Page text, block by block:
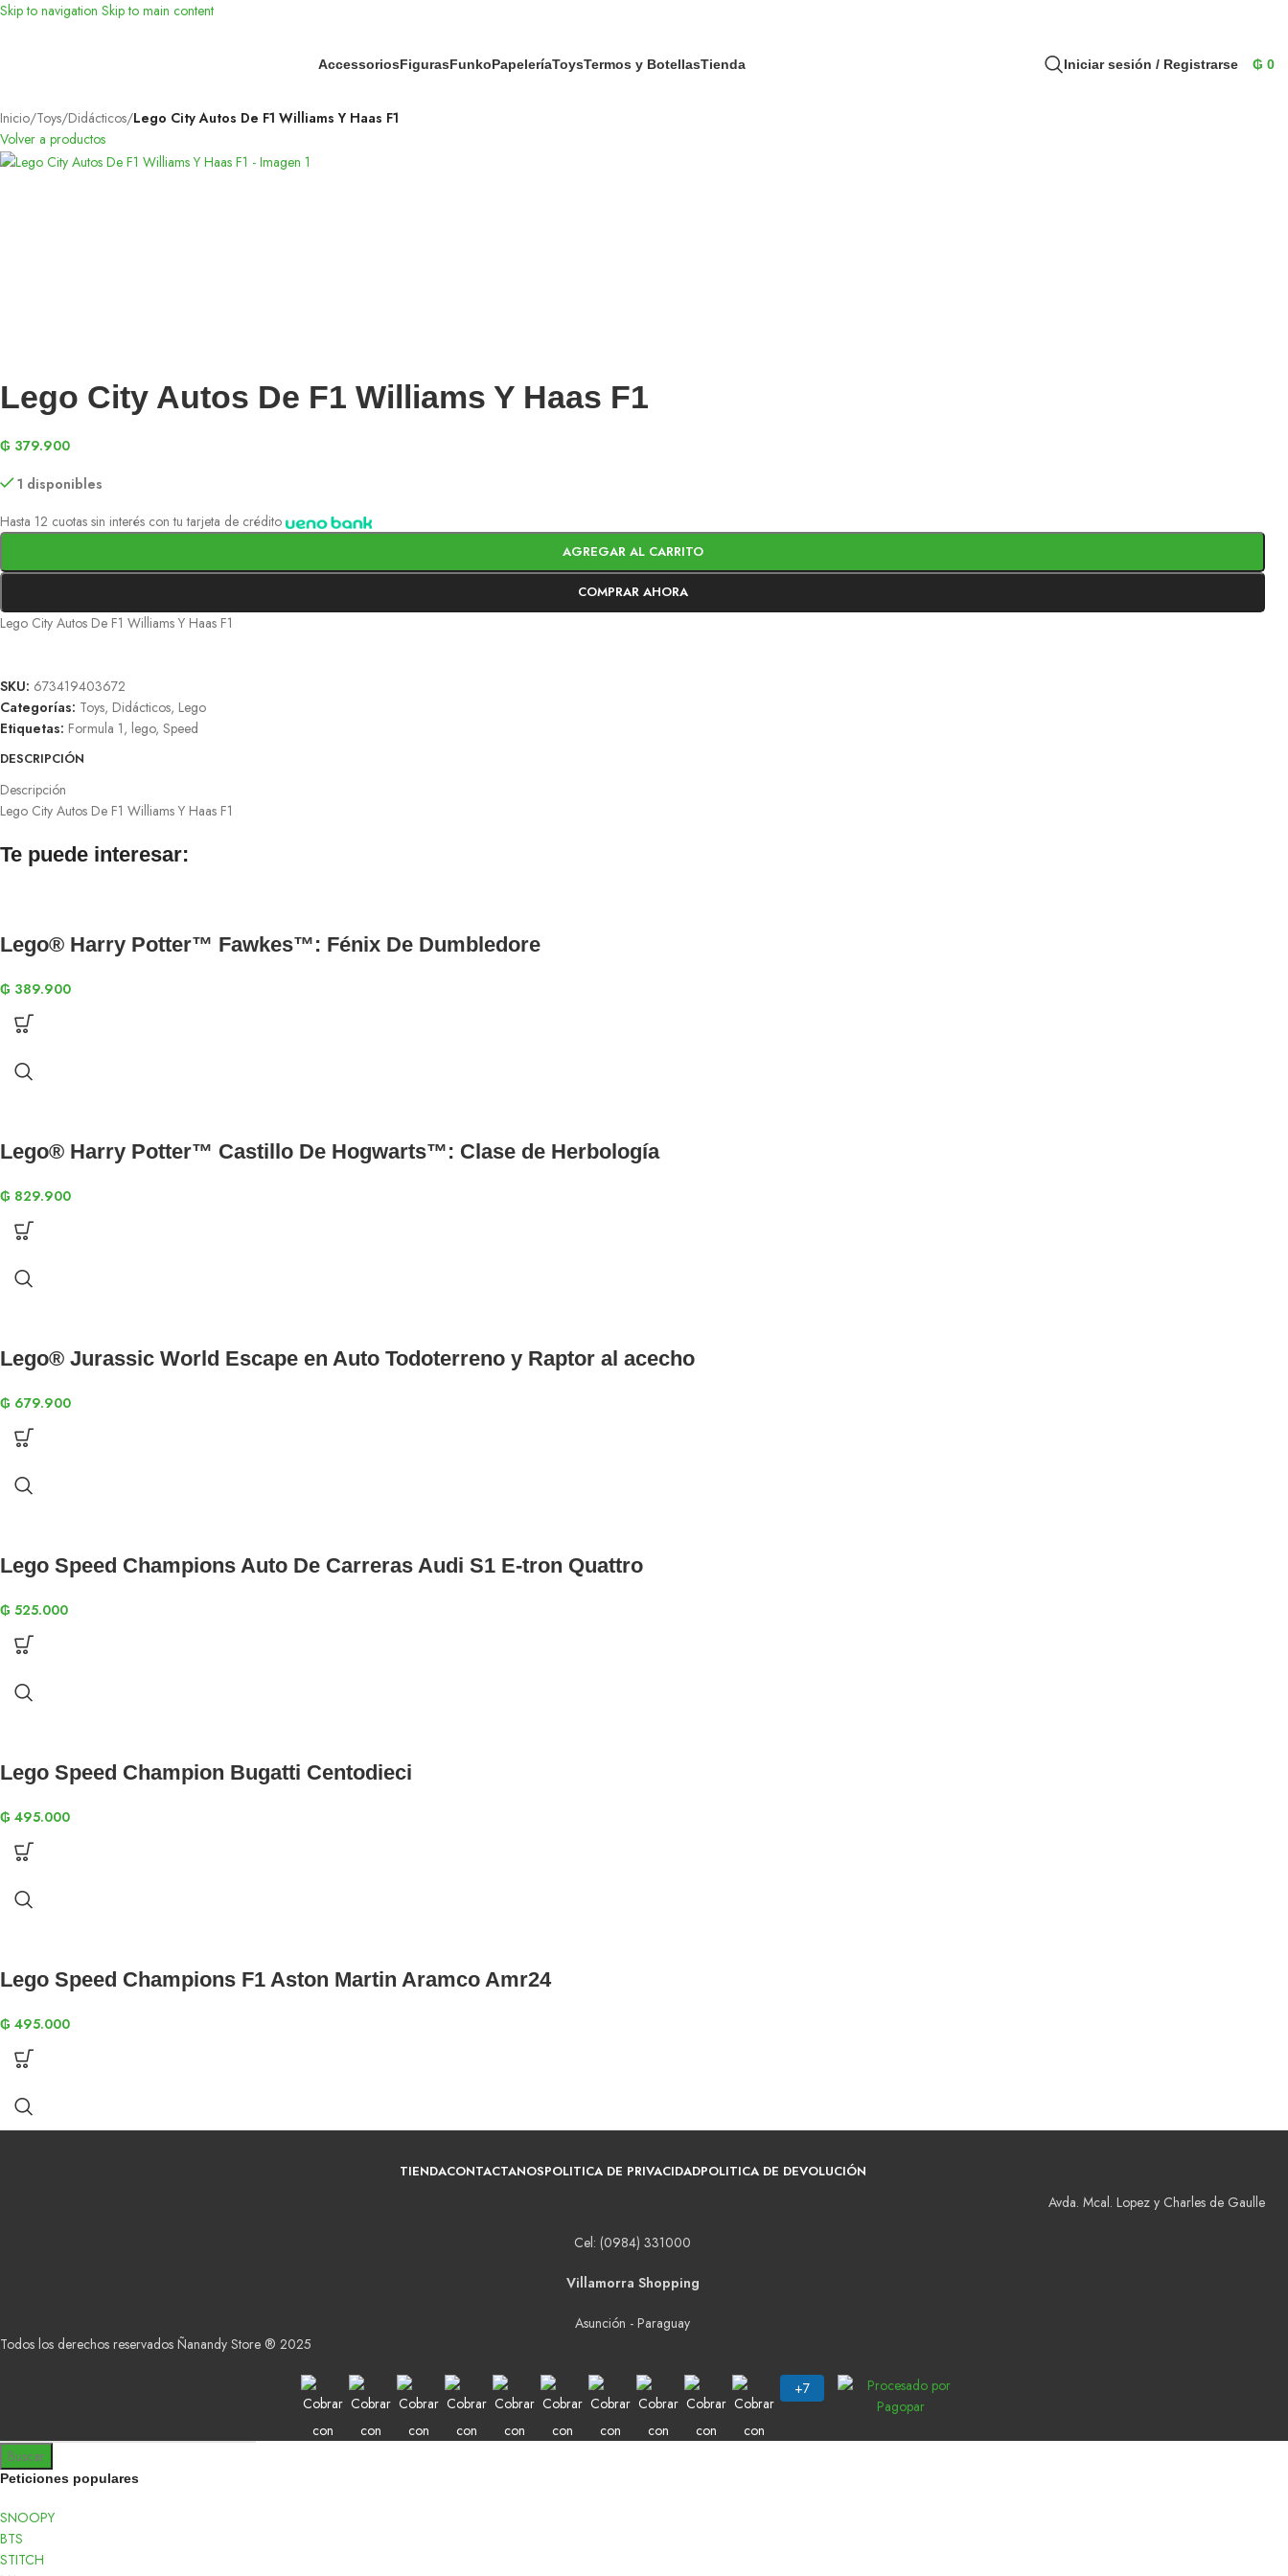
Skip to navigation Skip to main content
AccessoriosFigurasFunkoPapeleríaToysTermos y BotellasTienda Iniciar sesión / Registrarse ₲ 0
Inicio/Toys/Didácticos/Lego City Autos De F1 Williams Y Haas F1
Volver a productos
Lego City Autos De F1 Williams Y Haas F1
₲ 379.900
1 disponibles
Hasta 12 cuotas sin interés con tu tarjeta de crédito
AGREGAR AL CARRITO
COMPRAR AHORA
Lego City Autos De F1 Williams Y Haas F1
SKU: 673419403672
Categorías: Toys, Didácticos, Lego
Etiquetas: Formula 1, lego, Speed
DESCRIPCIÓN
Descripción
Lego City Autos De F1 Williams Y Haas F1
Te puede interesar:
Lego® Harry Potter™ Fawkes™: Fénix De Dumbledore
₲ 389.900
Lego® Harry Potter™ Castillo De Hogwarts™: Clase de Herbología
₲ 829.900
Lego® Jurassic World Escape en Auto Todoterreno y Raptor al acecho
₲ 679.900
Lego Speed Champions Auto De Carreras Audi S1 E-tron Quattro
₲ 525.000
Lego Speed Champion Bugatti Centodieci
₲ 495.000
Lego Speed Champions F1 Aston Martin Aramco Amr24
₲ 495.000
TIENDACONTACTANOSPOLITICA DE PRIVACIDADPOLITICA DE DEVOLUCIÓN
Avda. Mcal. Lopez y Charles de Gaulle
Cel: (0984) 331000
Villamorra Shopping
Asunción - Paraguay
Todos los derechos reservados Ñanandy Store ® 2025
Buscar
Peticiones populares
SNOOPY
BTS
STITCH